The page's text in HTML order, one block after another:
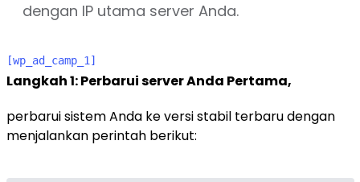
dengan IP utama server Anda.
[wp_ad_camp_1]
Langkah 1: Perbarui server Anda Pertama,
perbarui sistem Anda ke versi stabil terbaru dengan
menjalankan perintah berikut: